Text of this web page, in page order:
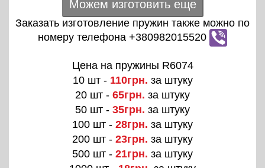
Можем изготовить еще
Заказать изготовление пружин также можно по
номеру телефона +380982015520
Цена на пружины R6074
10 шт - 110грн. за штуку
20 шт - 65грн. за штуку
50 шт - 35грн. за штуку
100 шт - 28грн. за штуку
200 шт - 23грн. за штуку
500 шт - 21грн. за штуку